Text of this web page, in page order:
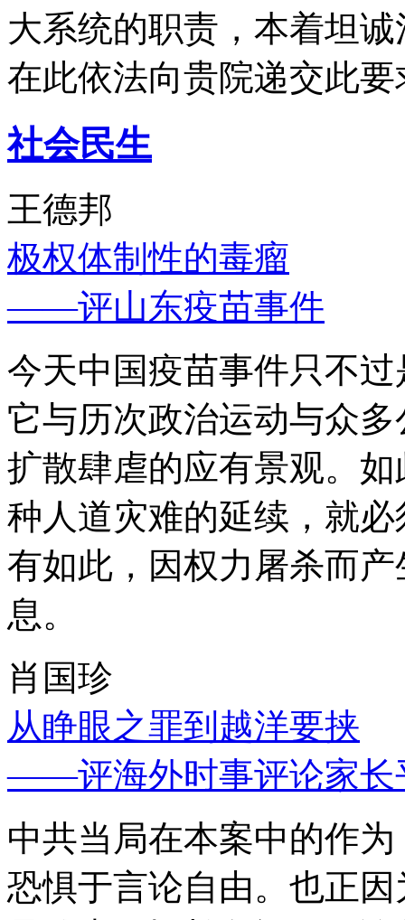
大系统的职责，本着坦
在此依法向贵院递交此要
社会民生
王德邦
极权体制性的毒瘤
——评山东疫苗事件
今天中国疫苗事件只不
它与历次政治运动与众
扩散肆虐的应有景观。
种人道灾难的延续，就
有如此，因权力屠杀而
息。
肖国珍
从睁眼之罪到越洋要挟
——评海外时事评论家长
中共当局在本案中的作
恐惧于言论自由。也正